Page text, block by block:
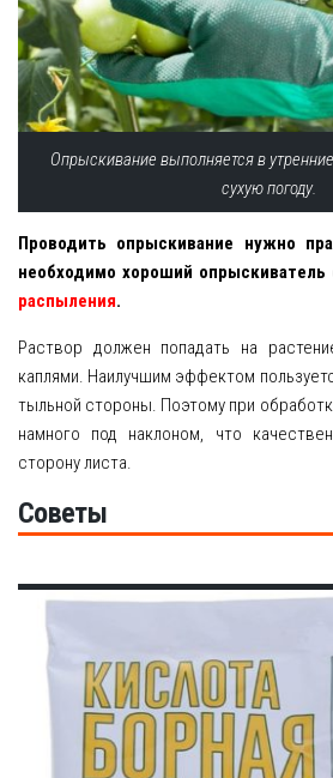
Опрыскивание выполняется в
сухую погоду.
Проводить опрыскивание нужно
необходимо хороший опрыскиватель
распыления.
Раствор должен попадать на
каплями. Наилучшим эффектом
тыльной стороны. Поэтому при
намного под наклоном, что
сторону листа.
Советы